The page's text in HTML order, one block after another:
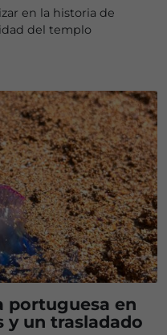
en la historia de
del templo
portuguesa en
y un trasladado